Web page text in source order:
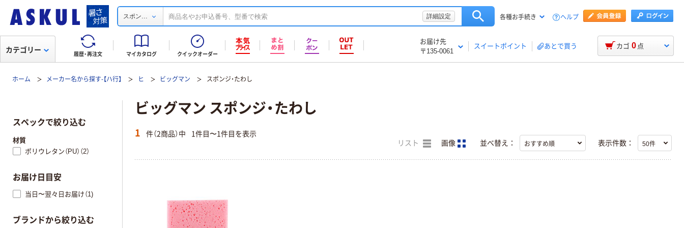
スポン... 詳細設定 各種お手続き ヘルプ
履歴・再注文 マイカタログ クイックオーダー
お届け先
〒135-0061
スイートポイント あとで買う
カテゴリー カゴ 0 点
ホーム メーカー名から探す-【ハ行】 ヒ ビッグマン スポンジ・たわし
ビッグマン スポンジ・たわし
1 件（2商品）中 1件目〜1件目を表示
リスト 画像 並べ替え： 表示件数：
スペックで絞り込む
材質
ポリウレタン（PU）（2）
お届け日目安
当日〜翌々日お届け（1)
ブランドから絞り込む